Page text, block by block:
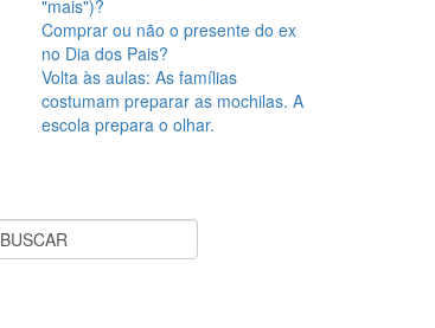
"mais")?
Comprar ou não o presente do ex
no Dia dos Pais?
Volta às aulas: As famílias
costumam preparar as mochilas. A
escola prepara o olhar.
BUSCAR